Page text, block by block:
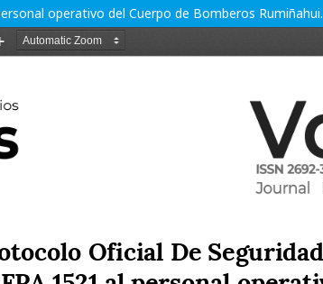
operativo del Cuerpo de Bomberos Rumiñahui.